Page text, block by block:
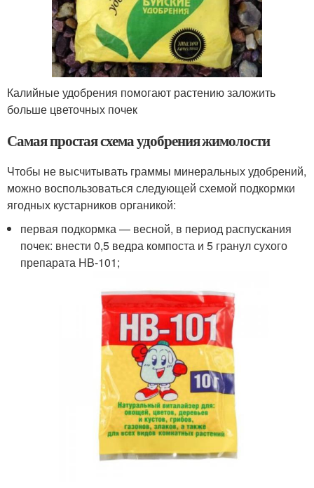
Калийные удобрения помогают растению заложить
больше цветочных почек
Самая простая схема удобрения жимолости
Чтобы не высчитывать граммы минеральных удобрений,
можно воспользоваться следующей схемой подкормки
ягодных кустарников органикой:
первая подкормка — весной, в период распускания
почек: внести 0,5 ведра компоста и 5 гранул сухого
препарата HB-101;